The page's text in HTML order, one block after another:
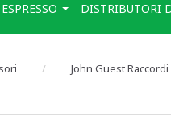
DISTRIBUTORI
John Guest